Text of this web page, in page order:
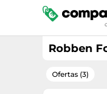
Robben
Ofertas (3)